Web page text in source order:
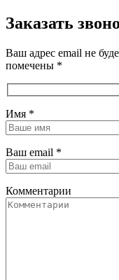
Заказать
Ваш адрес email не
помечены *
Имя *
Ваш email *
Комментарии